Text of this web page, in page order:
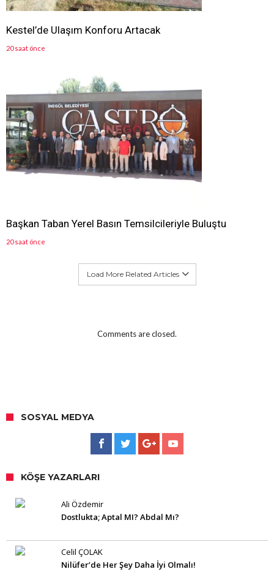
Kestel’de Ulaşım Konforu Artacak
20 saat önce
Başkan Taban Yerel Basın Temsilcileriyle Buluştu
20 saat önce
Load More Related Articles
Comments are closed.
SOSYAL MEDYA
KÖŞE YAZARLARI
Ali Özdemir
Dostlukta; Aptal MI? Abdal Mı?
Celil ÇOLAK
Nilüfer’de Her Şey Daha İyi Olmalı!